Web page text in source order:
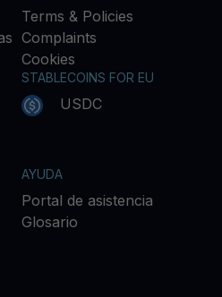
Terms & Policies
Complaints
Cookies
STABLECOINS FOR EU
USDC
AYUDA
Portal de asistencia
Glosario